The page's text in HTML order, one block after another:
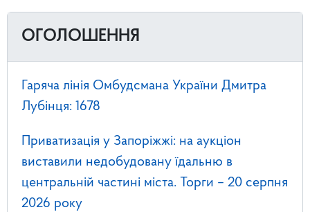
ОГОЛОШЕННЯ
Гаряча лінія Омбудсмана України Дмитра
Лубінця: 1678
Приватизація у Запоріжжі: на аукціон
виставили недобудовану їдальню в
центральній частині міста. Торги – 20 серпня
2026 року